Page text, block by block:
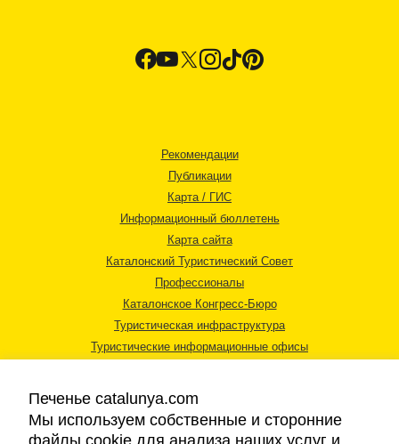
Рекомендации
Публикации
Карта / ГИС
Информационный бюллетень
Карта сайта
Каталонский Туристический Совет
Профессионалы
Каталонское Конгресс-Бюро
Туристическая инфраструктура
Туристические информационные офисы
Печенье catalunya.com
Мы используем собственные и сторонние
файлы cookie для анализа наших услуг и